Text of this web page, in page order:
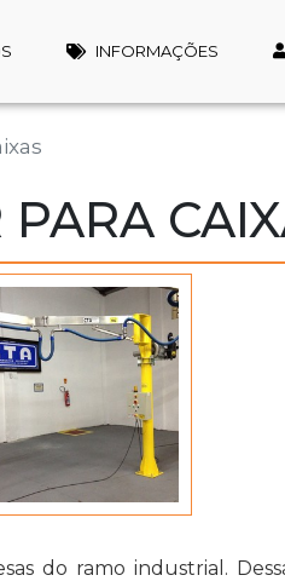
INFORMAÇÕES
do ramo industrial.